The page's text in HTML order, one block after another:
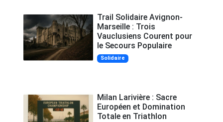
Trail Solidaire Avignon-
Marseille : Trois
Vauclusiens Courent pour
le Secours Populaire
Solidaire
Milan Larivière : Sacre
Européen et Domination
Totale en Triathlon